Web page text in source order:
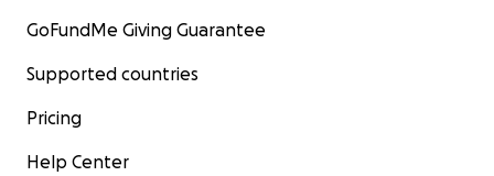
GoFundMe Giving Guarantee
Supported countries
Pricing
Help Center